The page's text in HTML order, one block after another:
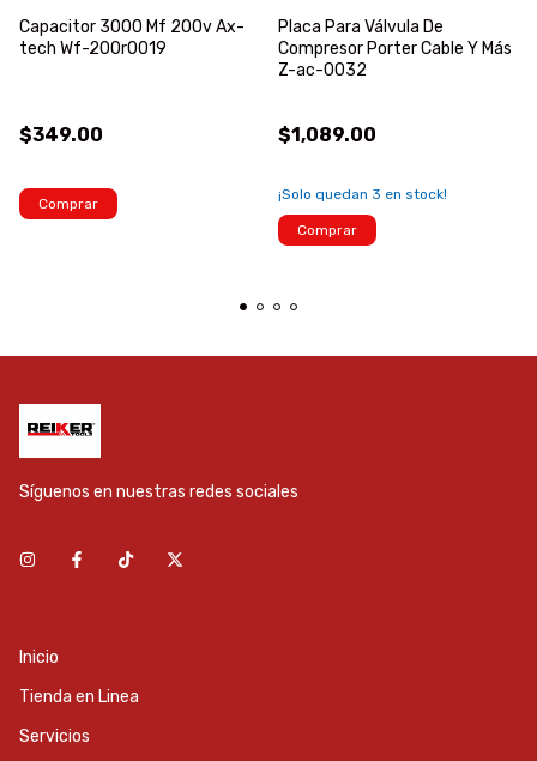
Capacitor 3000 Mf 200v Ax-
tech Wf-200r0019
$349.00
Comprar
Placa Para Válvula De
Compresor Porter Cable Y Más
Z-ac-0032
$1,089.00
¡Solo quedan 3 en stock!
Comprar
Síguenos en nuestras redes sociales
Inicio
Tienda en Linea
Servicios